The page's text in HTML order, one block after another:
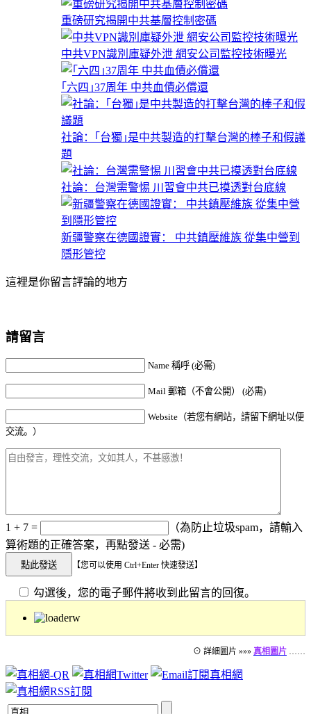
重磅研究揭開中共基層控制密碼
中共VPN識別庫疑外泄 網安公司監控技術曝光
｢六四｣37周年 中共血債必償還
社論：｢台獨｣是中共製造的打擊台灣的棒子和假議
題
社論：台灣需警惕 川習會中共已摸透對台底線
新疆警察在德國證實： 中共鎮壓維族 從集中營到
隱形管控
這裡是你留言評論的地方
請留言
Name 稱呼 (必需)
Mail 郵箱（不會公開） (必需)
Website（若您有網站，請留下網址以便
交流。）
1 + 7 =
（為防止垃圾spam，請輸入
算術題的正確答案，再點發送 - 必需)
【您可以使用 Ctrl+Enter 快速發送】
勾選後，您的電子郵件將收到此留言的回復。
⊙ 詳細圖片 »»» 真相圖片